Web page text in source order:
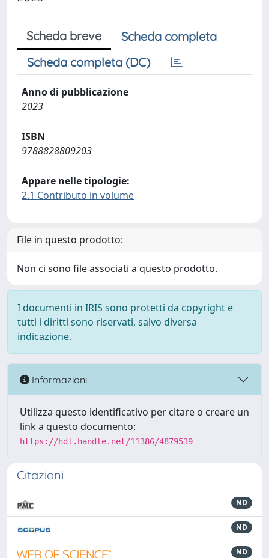
Scheda breve
Scheda completa
Scheda completa (DC)
Anno di pubblicazione
2023
ISBN
9788828809203
Appare nelle tipologie:
2.1 Contributo in volume
File in questo prodotto:
Non ci sono file associati a questo prodotto.
I documenti in IRIS sono protetti da copyright e
tutti i diritti sono riservati, salvo diversa
indicazione.
Informazioni
Utilizza questo identificativo per citare o creare un
link a questo documento:
https://hdl.handle.net/11386/4879539
Citazioni
ND
ND
ND